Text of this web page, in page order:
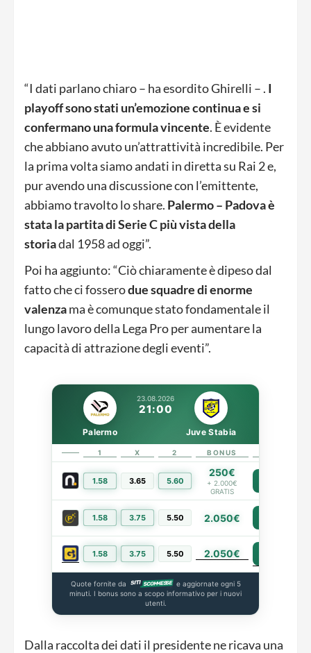
“I dati parlano chiaro – ha esordito Ghirelli – . I
playoff sono stati un’emozione continua e si
confermano una formula vincente. È evidente
che abbiano avuto un’attrattività incredibile. Per
la prima volta siamo andati in diretta su Rai 2 e,
pur avendo una discussione con l’emittente,
abbiamo travolto lo share. Palermo – Padova è
stata la partita di Serie C più vista della
storiadal 1958 ad oggi”.
Poi ha aggiunto: “Ciò chiaramente è dipeso dal
fatto che ci fosserodue squadre di enorme
valenzama è comunque stato fondamentale il
lungo lavoro della Lega Pro per aumentare la
capacità di attrazione degli eventi”.
23.08.2026
21:00
Palermo Juve Stabia
1 X 2 BONUS
1.58 3.65 5.60
250€
+ 2.000€
GRATIS
1.58 3.75 5.50 2.050€
1.58 3.75 5.50 2.050€
Quote fornite da
e aggiornate ogni 5
minuti. I bonus sono a scopo informativo per i nuovi
utenti.
Dalla raccolta dei dati il presidente ne ricava una